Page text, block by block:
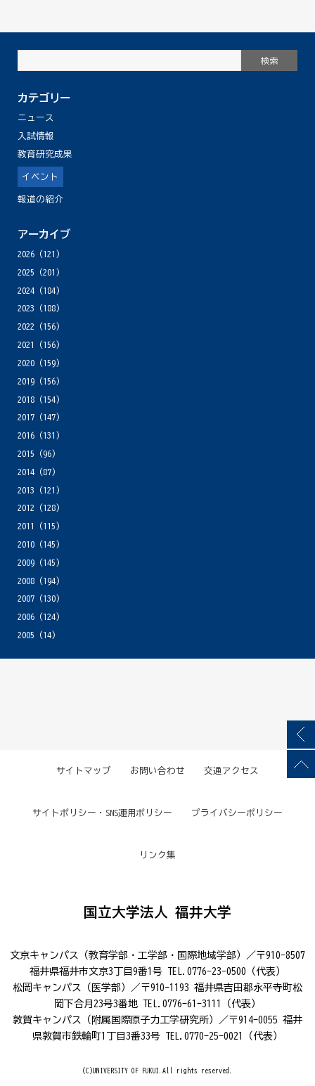
カテゴリー
ニュース
入試情報
教育研究成果
イベント
報道の紹介
アーカイブ
2026(121)
2025 (201)
2024(184)
2023 (188)
2022 (156)
2021
(156)
2020(159)
2019(156)
2018(154)
2017(147)
2016(131)
2015 (96)
2014(87)
2013 (121)
2012 (128)
2011
(115)
2010(145)
2009(145)
2008(194)
2007(130)
2006(124)
2005 (14)
サイトマップ お問い合わせ 交通アクセス
サイトポリシー・SNS運用ポリシー プライバシーポリシー
リンク集
国立大学法人 福井大学
文京キャンパス（教育学部・工学部・国際地域学部）／〒910-8507
福井県福井市文京3丁目9番1号 TEL.0776-23-0500（代表）
松岡キャンパス（医学部）／〒910-1193 福井県吉田郡永平寺町松
岡下合月23号3番地 TEL.0776-61-3111（代表）
敦賀キャンパス（附属国際原子力工学研究所）／〒914-0055 福井
県敦賀市鉄輪町1丁目3番33号 TEL.0770-25-0021（代表）
(C)UNIVERSITY OF FUKUI.All rights reserved.